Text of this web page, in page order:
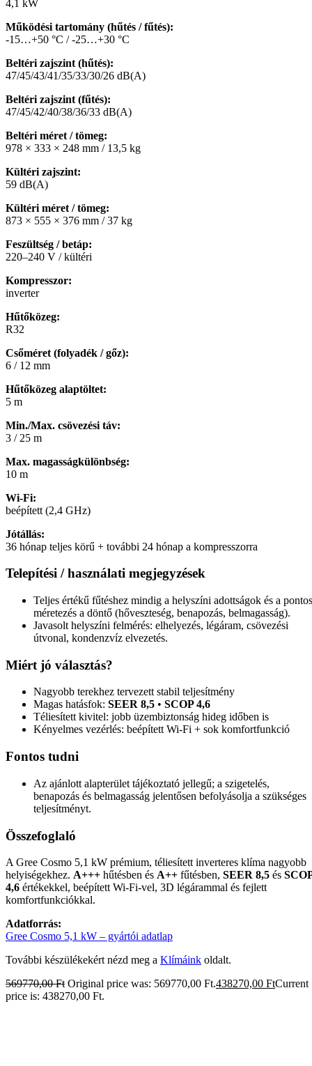
4,1 kW
Működési tartomány (hűtés / fűtés):
-15…+50 °C / -25…+30 °C
Beltéri zajszint (hűtés):
47/45/43/41/35/33/30/26 dB(A)
Beltéri zajszint (fűtés):
47/45/42/40/38/36/33 dB(A)
Beltéri méret / tömeg:
978 × 333 × 248 mm / 13,5 kg
Kültéri zajszint:
59 dB(A)
Kültéri méret / tömeg:
873 × 555 × 376 mm / 37 kg
Feszültség / betáp:
220–240 V / kültéri
Kompresszor:
inverter
Hűtőközeg:
R32
Csőméret (folyadék / gőz):
6 / 12 mm
Hűtőközeg alaptöltet:
5 m
Min./Max. csövezési táv:
3 / 25 m
Max. magasságkülönbség:
10 m
Wi-Fi:
beépített (2,4 GHz)
Jótállás:
36 hónap teljes körű + további 24 hónap a kompresszorra
Telepítési / használati megjegyzések
Teljes értékű fűtéshez mindig a helyszíni adottságok és a pontos
méretezés a döntő (hőveszteség, benapozás, belmagasság).
Javasolt helyszíni felmérés: elhelyezés, légáram, csövezési
útvonal, kondenzvíz elvezetés.
Miért jó választás?
Nagyobb terekhez tervezett stabil teljesítmény
Magas hatásfok: SEER 8,5 • SCOP 4,6
Téliesített kivitel: jobb üzembiztonság hideg időben is
Kényelmes vezérlés: beépített Wi-Fi + sok komfortfunkció
Fontos tudni
Az ajánlott alapterület tájékoztató jellegű; a szigetelés,
benapozás és belmagasság jelentősen befolyásolja a szükséges
teljesítményt.
Összefoglaló
A Gree Cosmo 5,1 kW prémium, téliesített inverteres klíma nagyobb
helyiségekhez. A+++ hűtésben és A++ fűtésben, SEER 8,5 és
4,6 értékekkel, beépített Wi-Fi-vel, 3D légárammal és fejlett
komfortfunkciókkal.
Adatforrás:
Gree Cosmo 5,1 kW – gyártói adatlap
További készülékekért nézd meg a Klímáink oldalt.
569770,00Ft Original price was: 569770,00 Ft.438270,00 FtCurrent
price is: 438270,00 Ft.